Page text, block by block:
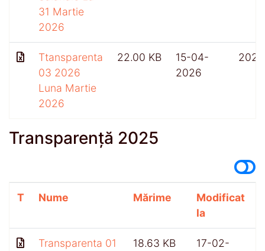
31 Martie
2026
Ttansparenta
03 2026
Luna Martie
2026
22.00 KB
15-04-
2026
202
Transparență 2025
T Nume Mărime
Modificat
la
Transparenta 01
18.63 KB
17-02-